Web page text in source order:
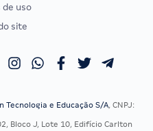
Calendário OAB
de uso
site
Tecnologia e Educação S/A, CNPJ:
Bloco J, Lote 10, Edifício Carlton